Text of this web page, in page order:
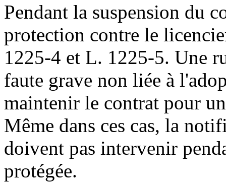
Pendant la suspension du
protection contre le
1225-4 et L. 1225-5. Une
faute grave non liée à
maintenir le contrat pour
Même dans ces cas, la
doivent pas intervenir
protégée.